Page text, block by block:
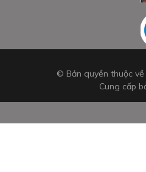
© Bản quyền thuộc về
Cung cấp